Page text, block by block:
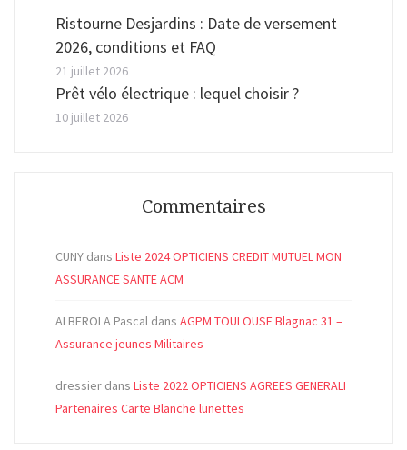
Ristourne Desjardins : Date de versement
2026, conditions et FAQ
21 juillet 2026
Prêt vélo électrique : lequel choisir ?
10 juillet 2026
Commentaires
CUNY dans Liste 2024 OPTICIENS CREDIT MUTUEL MON
ASSURANCE SANTE ACM
ALBEROLA Pascal dans AGPM TOULOUSE Blagnac 31 –
Assurance jeunes Militaires
dressier dans Liste 2022 OPTICIENS AGREES GENERALI
Partenaires Carte Blanche lunettes